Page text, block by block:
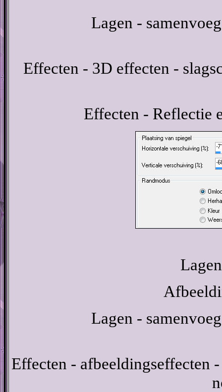
Lagen -
Effecten - 3D effecten -
Effecten - Reflectie
Lagen -
Effecten - afbeeldingseffecten